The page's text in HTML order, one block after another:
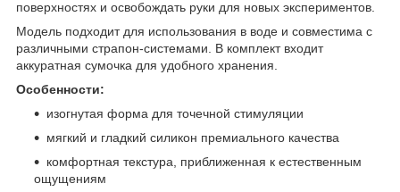
поверхностях и освобождать руки для новых экспериментов.
Модель подходит для использования в воде и совместима с
различными страпон-системами. В комплект входит
аккуратная сумочка для удобного хранения.
Особенности:
изогнутая форма для точечной стимуляции
мягкий и гладкий силикон премиального качества
комфортная текстура, приближенная к естественным
ощущениям